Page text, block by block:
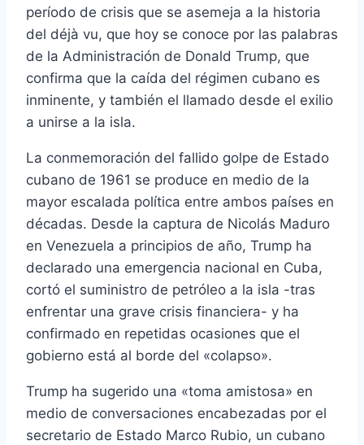
período de crisis que se asemeja a la historia
del déjà vu, que hoy se conoce por las palabras
de la Administración de Donald Trump, que
confirma que la caída del régimen cubano es
inminente, y también el llamado desde el exilio
a unirse a la isla.
La conmemoración del fallido golpe de Estado
cubano de 1961 se produce en medio de la
mayor escalada política entre ambos países en
décadas. Desde la captura de Nicolás Maduro
en Venezuela a principios de año, Trump ha
declarado una emergencia nacional en Cuba,
cortó el suministro de petróleo a la isla -tras
enfrentar una grave crisis financiera- y ha
confirmado en repetidas ocasiones que el
gobierno está al borde del «colapso».
Trump ha sugerido una «toma amistosa» en
medio de conversaciones encabezadas por el
secretario de Estado Marco Rubio, un cubano